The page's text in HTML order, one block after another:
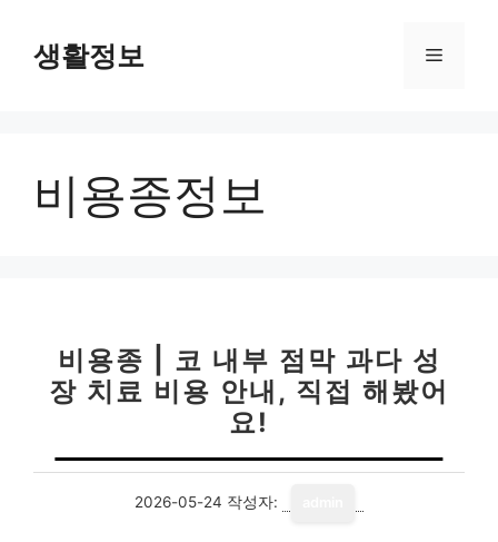
생활정보 메
비용종정보
비용종 | 코 내부 점막 과다 성
장 치료 비용 안내, 직접 해봤어
요!
2026-05-24 작성자: